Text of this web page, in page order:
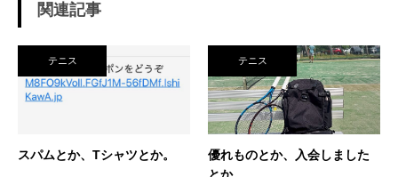
素振りをした途端に、先輩に「センスなし」か
ら一刀両断。（笑） そんなテニスとの出会い
が、今に至り、テニスで生きているという不思
議な人生。 テニスを軸にたくさん勉強させても
らったことを駆使して、 テニス業界、スポーツ
ビジネス界で生きている今現在。 座右の銘は
「努力に勝る天才なし」 セミナー講師や研修も
関連記事
テニス
スパムとか、Tシャツとか。
テニス
優れものとか、入会しました